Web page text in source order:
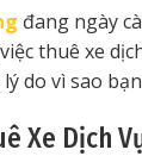
đang ngày
thuê xe
do vì sao
Xe Dịch